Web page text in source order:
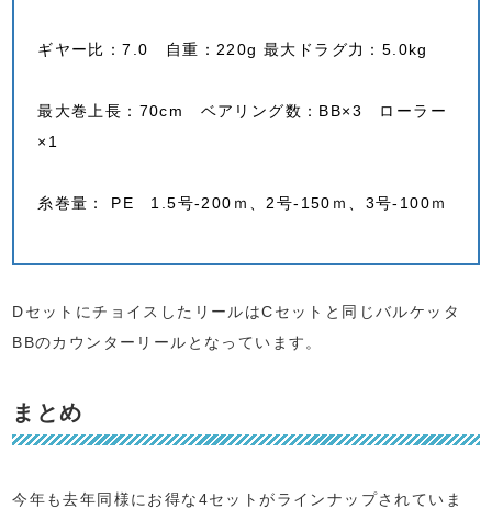
ギヤー比：7.0 自重：220g 最大ドラグ力：5.0kg
最大巻上長：70cm ベアリング数：BB×3 ローラー
×1
糸巻量： PE 1.5号-200ｍ、2号-150ｍ、3号-100ｍ
DセットにチョイスしたリールはCセットと同じバルケッタ
BBのカウンターリールとなっています。
まとめ
今年も去年同様にお得な4セットがラインナップされていま